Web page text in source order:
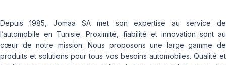
Depuis 1985, Jomaa SA met son expertise au service de
l’automobile en Tunisie. Proximité, fiabilité et innovation sont au
cœur de notre mission. Nous proposons une large gamme de
produits et solutions pour tous vos besoins automobiles. Qualité et